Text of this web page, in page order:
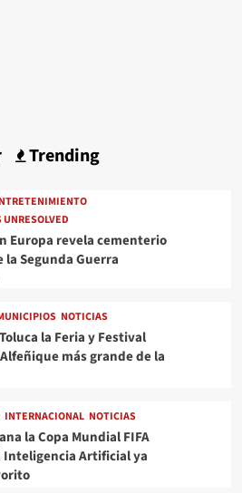
Trending
Europa revela cementerio
la Segunda Guerra
NOTICIAS
la Feria y Festival
más grande de la
INTERNACIONAL NOTICIAS
la Copa Mundial FIFA
Inteligencia Artificial ya